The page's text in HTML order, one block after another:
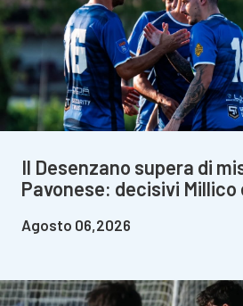
Il Desenzano supera di
Pavonese: decisivi Millico
Agosto 06,2026